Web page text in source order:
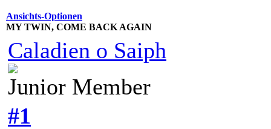
Ansichts-Optionen
MY TWIN, COME BACK AGAIN
Caladien o Saiph
Junior Member
#1